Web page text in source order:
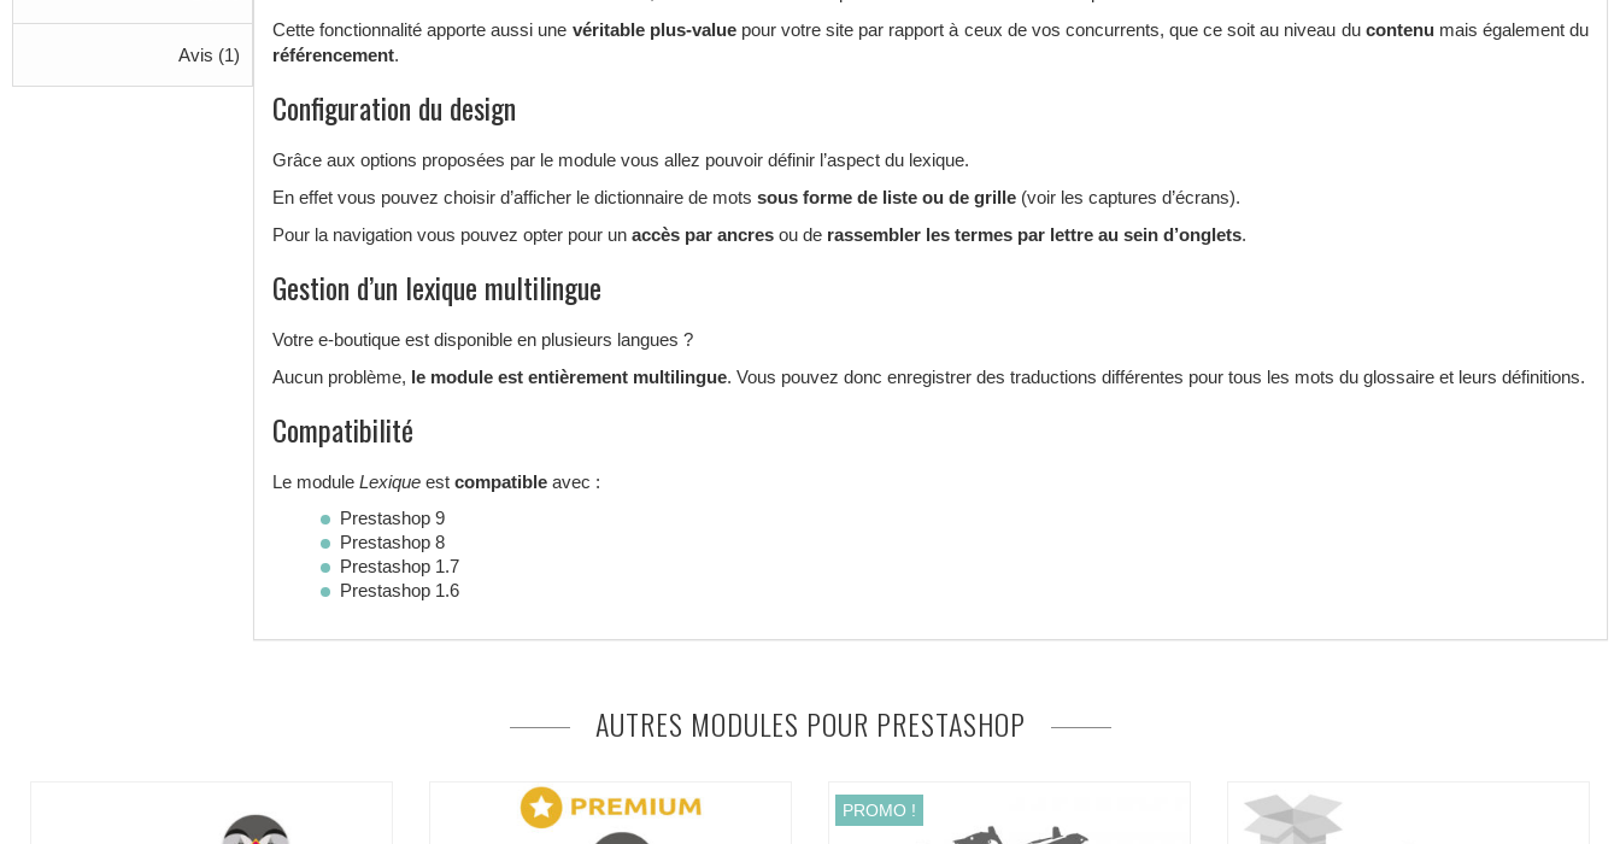
Avis (1)
Cette fonctionnalité apporte aussi une véritable plus-valuepour votre site par rapport à ceux de vos concurrents, que ce soit au niveau du contenumais également du
référencement.
Configuration du design
Grâce aux options proposées par le module vous allez pouvoir définir l’aspect du lexique.
En effet vous pouvez choisir d’afficher le dictionnaire de mots sous forme de liste ou de grille (voir les captures d’écrans).
Pour la navigation vous pouvez opter pour un accès par ancres ou de rassembler les termes par lettre au sein d’onglets.
Gestion d’un lexique multilingue
Votre e-boutique est disponible en plusieurs langues ?
Aucun problème, le module est entièrement multilingue. Vous pouvez donc enregistrer des traductions différentes pour tous les mots du glossaire et leurs définitions.
Compatibilité
Le module Lexique est compatible avec :
Prestashop 9
Prestashop 8
Prestashop 1.7
Prestashop 1.6
AUTRES MODULES POUR PRESTASHOP
PROMO !